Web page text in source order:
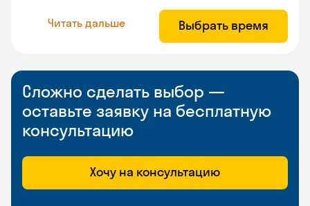
Читать дальше Выбрать время
Сложно сделать выбор —
оставьте заявку на бесплатную
консультацию
Хочу на консультацию